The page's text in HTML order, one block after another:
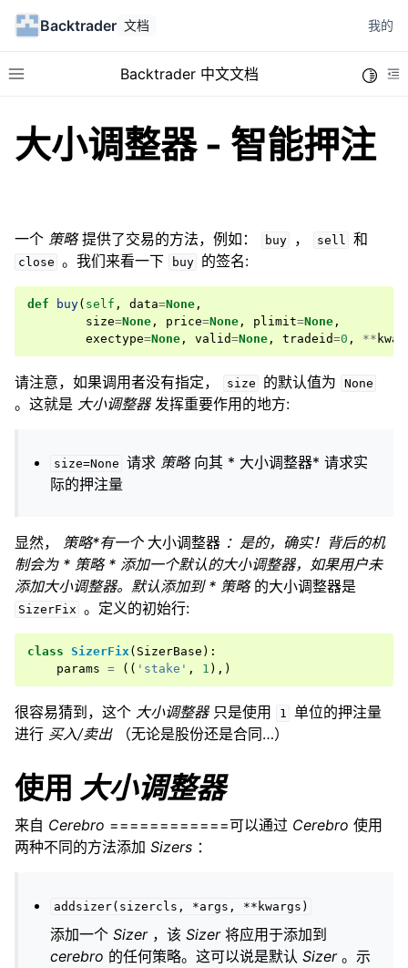
Backtrader 文档 我的
Toggle site navigation sidebar
Backtrader 中文文档
navigation of 平台概念
navigation of 数据源
navigation of 策略
navigation of 订单
navigation of 佣金: 股票 vs 期货
navigation of 分析器
navigation of 大小调整器 - 智能押注
navigation of 活数据源和实时交易
navigation of 日期时间管理
大小调整器 - 智能押注
一个 策略提供了交易的方法，例如： buy ， sell 和
close 。我们来看一下 buy 的签名:
def buy( self , data=None ,
size=None , price=None , plimit=None ,
exectype=None , valid=None , tradeid=0 , **
请注意，如果调用者没有指定， size 的默认值为 None
。这就是 大小调整器发挥重要作用的地方:
size=None 请求 策略向其 * 大小调整器* 请求实
际的押注量
显然， 策略*有一个大小调整器 ：是的，确实！背后的机
制会为 * 策略 * 添加一个默认的大小调整器，如果用户未
添加大小调整器。默认添加到 * 策略的大小调整器是
SizerFix 。定义的初始行:
class SizerFix( SizerBase ):
params = (( 'stake' , 1 ),)
很容易猜到，这个 大小调整器只是使用 1 单位的押注量
进行 买入/卖出（无论是股份还是合同…）
使用 大小调整器
来自 Cerebro ============可以通过 Cerebro 使用
两种不同的方法添加 Sizers ：
addsizer(sizercls, *args, **kwargs)
添加一个Sizer，该Sizer将应用于添加到
cerebro 的任何策略。这可以说是默认Sizer。示